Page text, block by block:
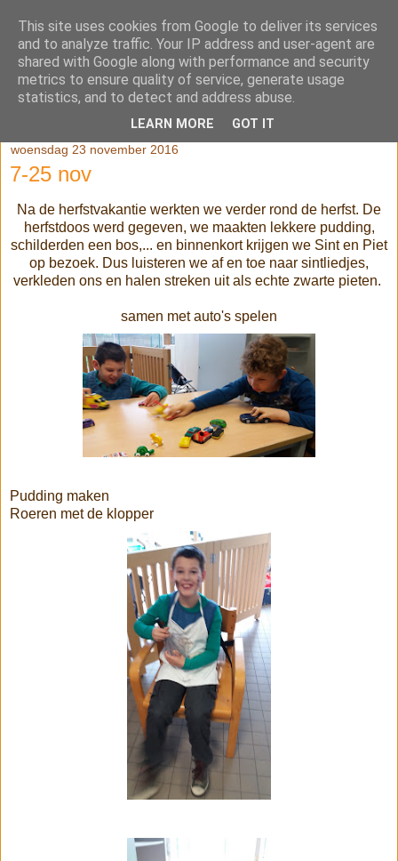
Klasblog van juf Kaatje en
juf Véronique
woensdag 23 november 2016
7-25 nov
Na de herfstvakantie werkten we verder rond de herfst. De
herfstdoos werd gegeven, we maakten lekkere pudding,
schilderden een bos,... en binnenkort krijgen we Sint en Piet
op bezoek. Dus luisteren we af en toe naar sintliedjes,
verkleden ons en halen streken uit als echte zwarte pieten.
samen met auto's spelen
Pudding maken
Roeren met de klopper
This site uses cookies from Google to deliver its services
and to analyze traffic. Your IP address and user-agent are
shared with Google along with performance and security
metrics to ensure quality of service, generate usage
statistics, and to detect and address abuse.
LEARN MORE GOT IT